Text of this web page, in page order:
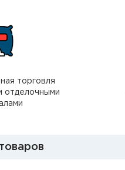
торговля
отделочными